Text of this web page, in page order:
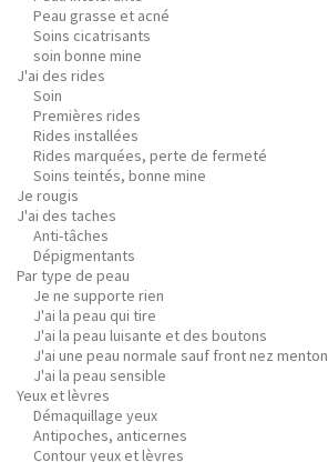
Peau grasse et acné
Soins cicatrisants
soin bonne mine
J'ai des rides
Soin
Premières rides
Rides installées
Rides marquées, perte de fermeté
Soins teintés, bonne mine
Je rougis
J'ai des taches
Anti-tâches
Dépigmentants
Par type de peau
Je ne supporte rien
J'ai la peau qui tire
J'ai la peau luisante et des boutons
J'ai une peau normale sauf front nez menton
J'ai la peau sensible
Yeux et lèvres
Démaquillage yeux
Antipoches, anticernes
Contour yeux et lèvres